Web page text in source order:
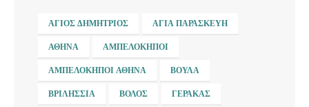
ΆΓΙΟΣ ΔΗΜΉΤΡΙΟΣ ΑΓΊΑ ΠΑΡΑΣΚΕΥΉ
ΑΘΉΝΑ ΑΜΠΕΛΌΚΗΠΟΙ
ΑΜΠΕΛΌΚΗΠΟΙ ΑΘΉΝΑ ΒΟΎΛΑ
ΒΡΙΛΉΣΣΙΑ ΒΌΛΟΣ ΓΈΡΑΚΑΣ